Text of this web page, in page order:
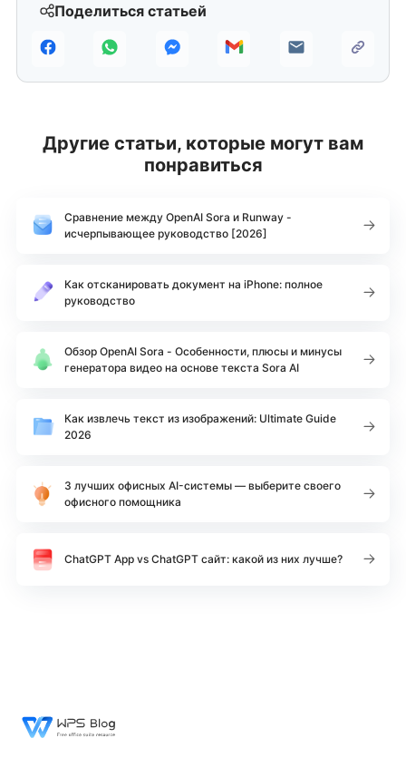
Поделиться статьей
Другие статьи, которые могут вам
понравиться
Сравнение между OpenAI Sora и Runway -
исчерпывающее руководство [2026]
Как отсканировать документ на iPhone: полное
руководство
Обзор OpenAI Sora - Особенности, плюсы и минусы
генератора видео на основе текста Sora AI
Как извлечь текст из изображений: Ultimate Guide
2026
3 лучших офисных AI-системы — выберите своего
офисного помощника
ChatGPT App vs ChatGPT сайт: какой из них лучше?